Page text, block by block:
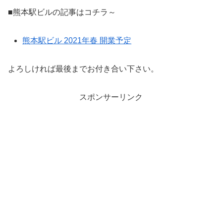
■熊本駅ビルの記事はコチラ～
熊本駅ビル 2021年春 開業予定
よろしければ最後までお付き合い下さい。
スポンサーリンク